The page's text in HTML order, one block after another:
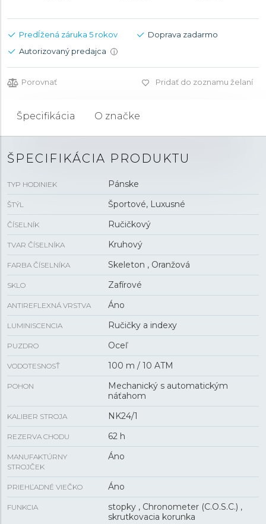
Predĺžená záruka 5 rokov
Doprava zadarmo
Autorizovaný predajca
i
Porovnať Pridať do zoznamu želaní
Špecifikácia O značke
ŠPECIFIKÁCIA PRODUKTU
TYP HODINIEK Pánske
ŠTÝL Športové, Luxusné
ČÍSELNÍK Ručičkový
TVAR ČÍSELNÍKA Kruhový
FARBA ČÍSELNÍKA Skeleton , Oranžová
SKLO Zafírové
ANTIREFLEXNÁ VRSTVA Áno
LUMINISCENCIA Ručičky a indexy
PUZDRO Oceľ
VODOTESNOSŤ 100 m / 10 ATM
POHON
Mechanický s automatickým
náťahom
KALIBER STROJA NK24/1
REZERVA CHODU 62 h
MANUFAKTÚRNY
STROJČEK
Áno
PRIEHĽADNÉ VIEČKO Áno
FUNKCIA
stopky , Chronometer (C.O.S.C.) ,
skrutkovacia korunka